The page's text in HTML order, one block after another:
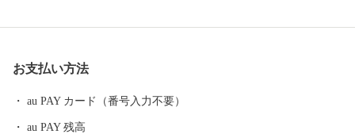
キ」など、四季折々の旬の食材に恵まれています。甘くとろける
お支払い方法
au PAY カード（番号入力不要）
au PAY 残高